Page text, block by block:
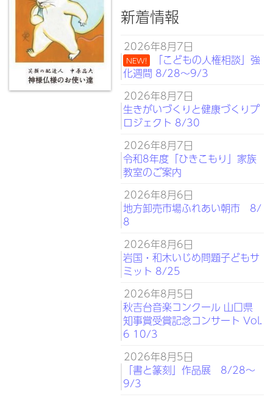
新着情報
2026年8月7日
NEW!
「こどもの人権相談」強
化週間 8/28～9/3
2026年8月7日
生きがいづくりと健康づくりプ
ロジェクト 8/30
2026年8月7日
令和8年度「ひきこもり」家族
教室のご案内
2026年8月6日
地方卸売市場ふれあい朝市 8/
8
2026年8月6日
岩国・和木いじめ問題子どもサ
ミット 8/25
2026年8月5日
秋吉台音楽コンクール 山口県
知事賞受賞記念コンサート Vol.
6 10/3
2026年8月5日
「書と篆刻」作品展 8/28～
9/3